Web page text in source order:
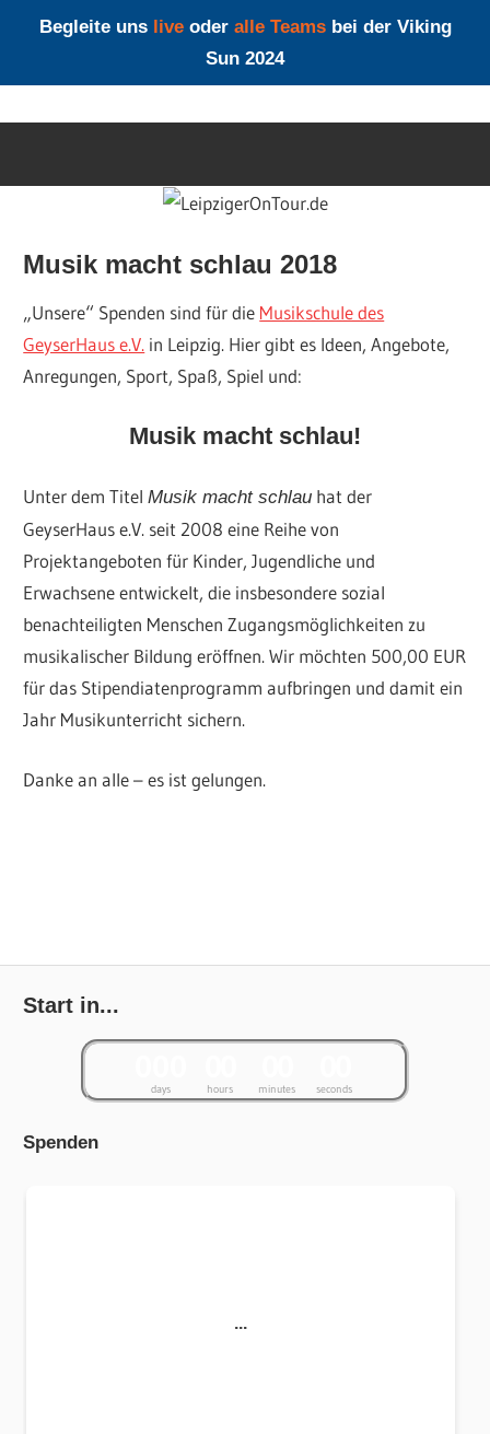
Begleite uns liveoder alle Teamsbei der Viking
Sun 2024
Musik macht schlau 2018
„Unsere“ Spenden sind für die Musikschule des
GeyserHaus e.V. in Leipzig. Hier gibt es Ideen, Angebote,
Anregungen, Sport, Spaß, Spiel und:
Musik macht schlau!
Unter dem TitelMusik macht schlau hat der
GeyserHaus e.V. seit 2008 eine Reihe von
Projektangeboten für Kinder, Jugendliche und
Erwachsene entwickelt, die insbesondere sozial
benachteiligten Menschen Zugangsmöglichkeiten zu
musikalischer Bildung eröffnen. Wir möchten 500,00 EUR
für das Stipendiatenprogramm aufbringen und damit ein
Jahr Musikunterricht sichern.
Danke an alle – es ist gelungen.
Start in...
days hours minutes seconds
Spenden